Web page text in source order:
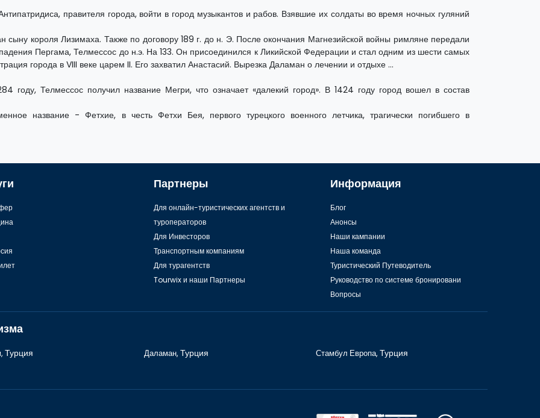
правителя города, войти в город музыкантов и рабов. Взявшие их солдаты во время ночных гуляний
короля Лизимаха. Также по договору 189 г. до н. Э. После окончания Магнезийской войны римляне передали
Пергама, Телмессос до н.э. На 133. Он присоединился к Ликийской Федерации и стал одним из шести самых
города в VIII веке царем II. Его захватил Анастасий. Вырезка Даламан о лечении и отдыхе ...
году, Телмессос получил название Мегри, что означает «далекий город». В 1424 году город вошел в состав
название - Фетхие, в честь Фетхи Бея, первого турецкого военного летчика, трагически погибшего в
Партнеры
Для онлайн-туристических агентств и
туроператоров
Для Инвесторов
Транспортным компаниям
Для турагентств
Tourwix и наши Партнеры
Информация
Блог
Анонсы
Наши кампании
Наша команда
Туристический Путеводитель
Руководство по системе бронировани
Вопросы
Турция Даламан, Турция Стамбул Европа, Турция